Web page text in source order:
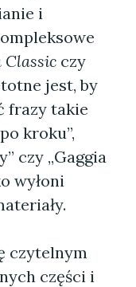
i
Classic czy
jest, by
frazy takie
kroku”,
czy „Gaggia
wyłoni
czytelnym
części i